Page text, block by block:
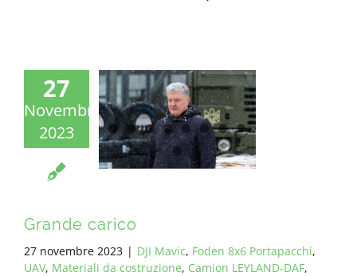
27
Novembre
2023
Grande carico
27 novembre 2023 | DJI Mavic, Foden 8x6 Portapacchi,
UAV, Materiali da costruzione, Camion LEYLAND-DAF,